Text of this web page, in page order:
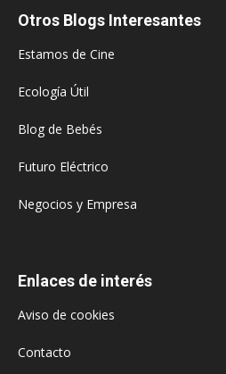
Otros Blogs Interesantes
Estamos de Cine
Ecología Útil
Blog de Bebés
Futuro Eléctrico
Negocios y Empresa
Enlaces de interés
Aviso de cookies
Contacto